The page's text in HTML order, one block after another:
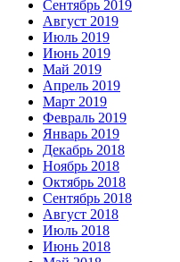
Сентябрь 2019
Август 2019
Июль 2019
Июнь 2019
Май 2019
Апрель 2019
Март 2019
Февраль 2019
Январь 2019
Декабрь 2018
Ноябрь 2018
Октябрь 2018
Сентябрь 2018
Август 2018
Июль 2018
Июнь 2018